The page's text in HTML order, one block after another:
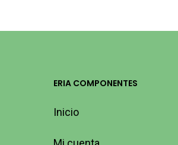
ERIA COMPONENTES
Inicio